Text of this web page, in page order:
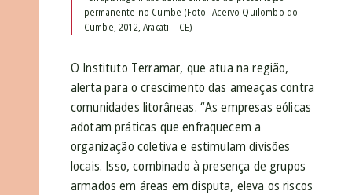
permanente no Cumbe (Foto_ Acervo Quilombo do
Cumbe, 2012, Aracati – CE)
O Instituto Terramar, que atua na região,
alerta para o crescimento das ameaças contra
comunidades litorâneas. “As empresas eólicas
adotam práticas que enfraquecem a
organização coletiva e estimulam divisões
locais. Isso, combinado à presença de grupos
armados em áreas em disputa, eleva os riscos